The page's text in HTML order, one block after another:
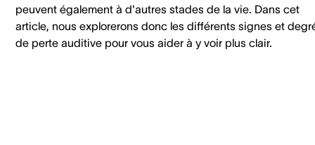
peuvent également à d'autres stades de la vie. Dans cet
article, nous explorerons donc les différents signes et
de perte auditive pour vous aider à y voir plus clair.